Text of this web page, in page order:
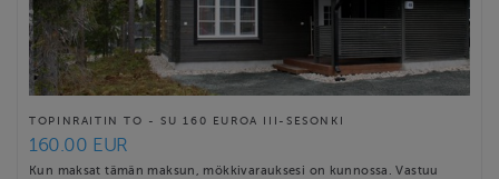
TOPINRAITIN TO - SU 160 EUROA III-SESONKI
160.00 EUR
Kun maksat tämän maksun, mökkivarauksesi on kunnossa. Vastuu